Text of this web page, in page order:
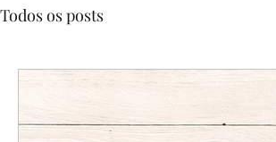
Todos os posts